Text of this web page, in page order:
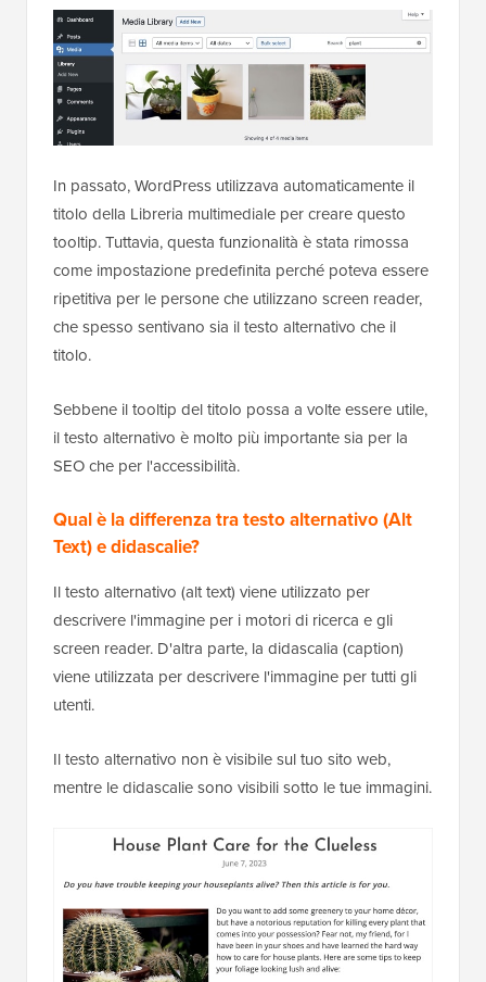
In passato, WordPress utilizzava automaticamente il
titolo della Libreria multimediale per creare questo
tooltip. Tuttavia, questa funzionalità è stata rimossa
come impostazione predefinita perché poteva essere
ripetitiva per le persone che utilizzano screen reader,
che spesso sentivano sia il testo alternativo che il
titolo.
Sebbene il tooltip del titolo possa a volte essere utile,
il testo alternativo è molto più importante sia per la
SEO che per l'accessibilità.
Qual è la differenza tra testo alternativo (Alt
Text) e didascalie?
Il testo alternativo (alt text) viene utilizzato per
descrivere l'immagine per i motori di ricerca e gli
screen reader. D'altra parte, la didascalia (caption)
viene utilizzata per descrivere l'immagine per tutti gli
utenti.
Il testo alternativo non è visibile sul tuo sito web,
mentre le didascalie sono visibili sotto le tue immagini.